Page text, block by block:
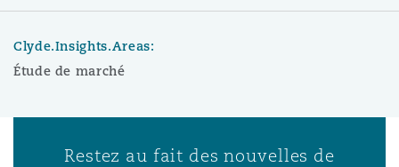
Clyde.Insights.Areas:
Étude de marché
Restez au fait des nouvelles de